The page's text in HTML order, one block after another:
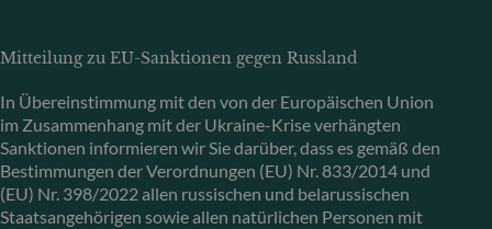
Mitteilung zu EU-Sanktionen gegen Russland
In Übereinstimmung mit den von der Europäischen Union
im Zusammenhang mit der Ukraine-Krise verhängten
Sanktionen informieren wir Sie darüber, dass es gemäß den
Bestimmungen der Verordnungen (EU) Nr. 833/2014 und
(EU) Nr. 398/2022 allen russischen und belarussischen
Staatsangehörigen sowie allen natürlichen Personen mit